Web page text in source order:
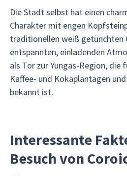
Die Stadt selbst hat einen
Charakter mit engen
traditionellen weiß getünchten
entspannten, einladenden
als Tor zur Yungas-Region,
Kaffee- und Kokaplantagen
bekannt ist.
Interessante
Besuch von